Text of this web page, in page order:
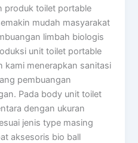
produk toilet portable
mudah masyarakat
limbah biologis
unit toilet portable
kami menerapkan sanitasi
pembuangan
Pada body unit toilet
dengan ukuran
jenis type masing
aksesoris bio ball